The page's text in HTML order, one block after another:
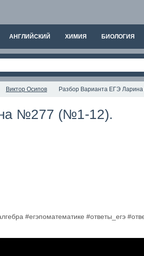
АНГЛИЙСКИЙ ХИМИЯ БИОЛОГИЯ
Виктор Осипов Разбор Варианта ЕГЭ
№277 (№1-12).
#егэпоматематике #ответы_егэ